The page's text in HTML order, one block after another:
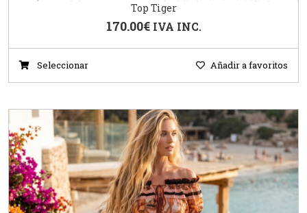
Top Tiger
170.00€ IVA INC.
Seleccionar Añadir a favoritos